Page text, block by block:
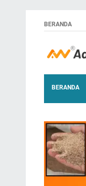
BERANDA
BERANDA